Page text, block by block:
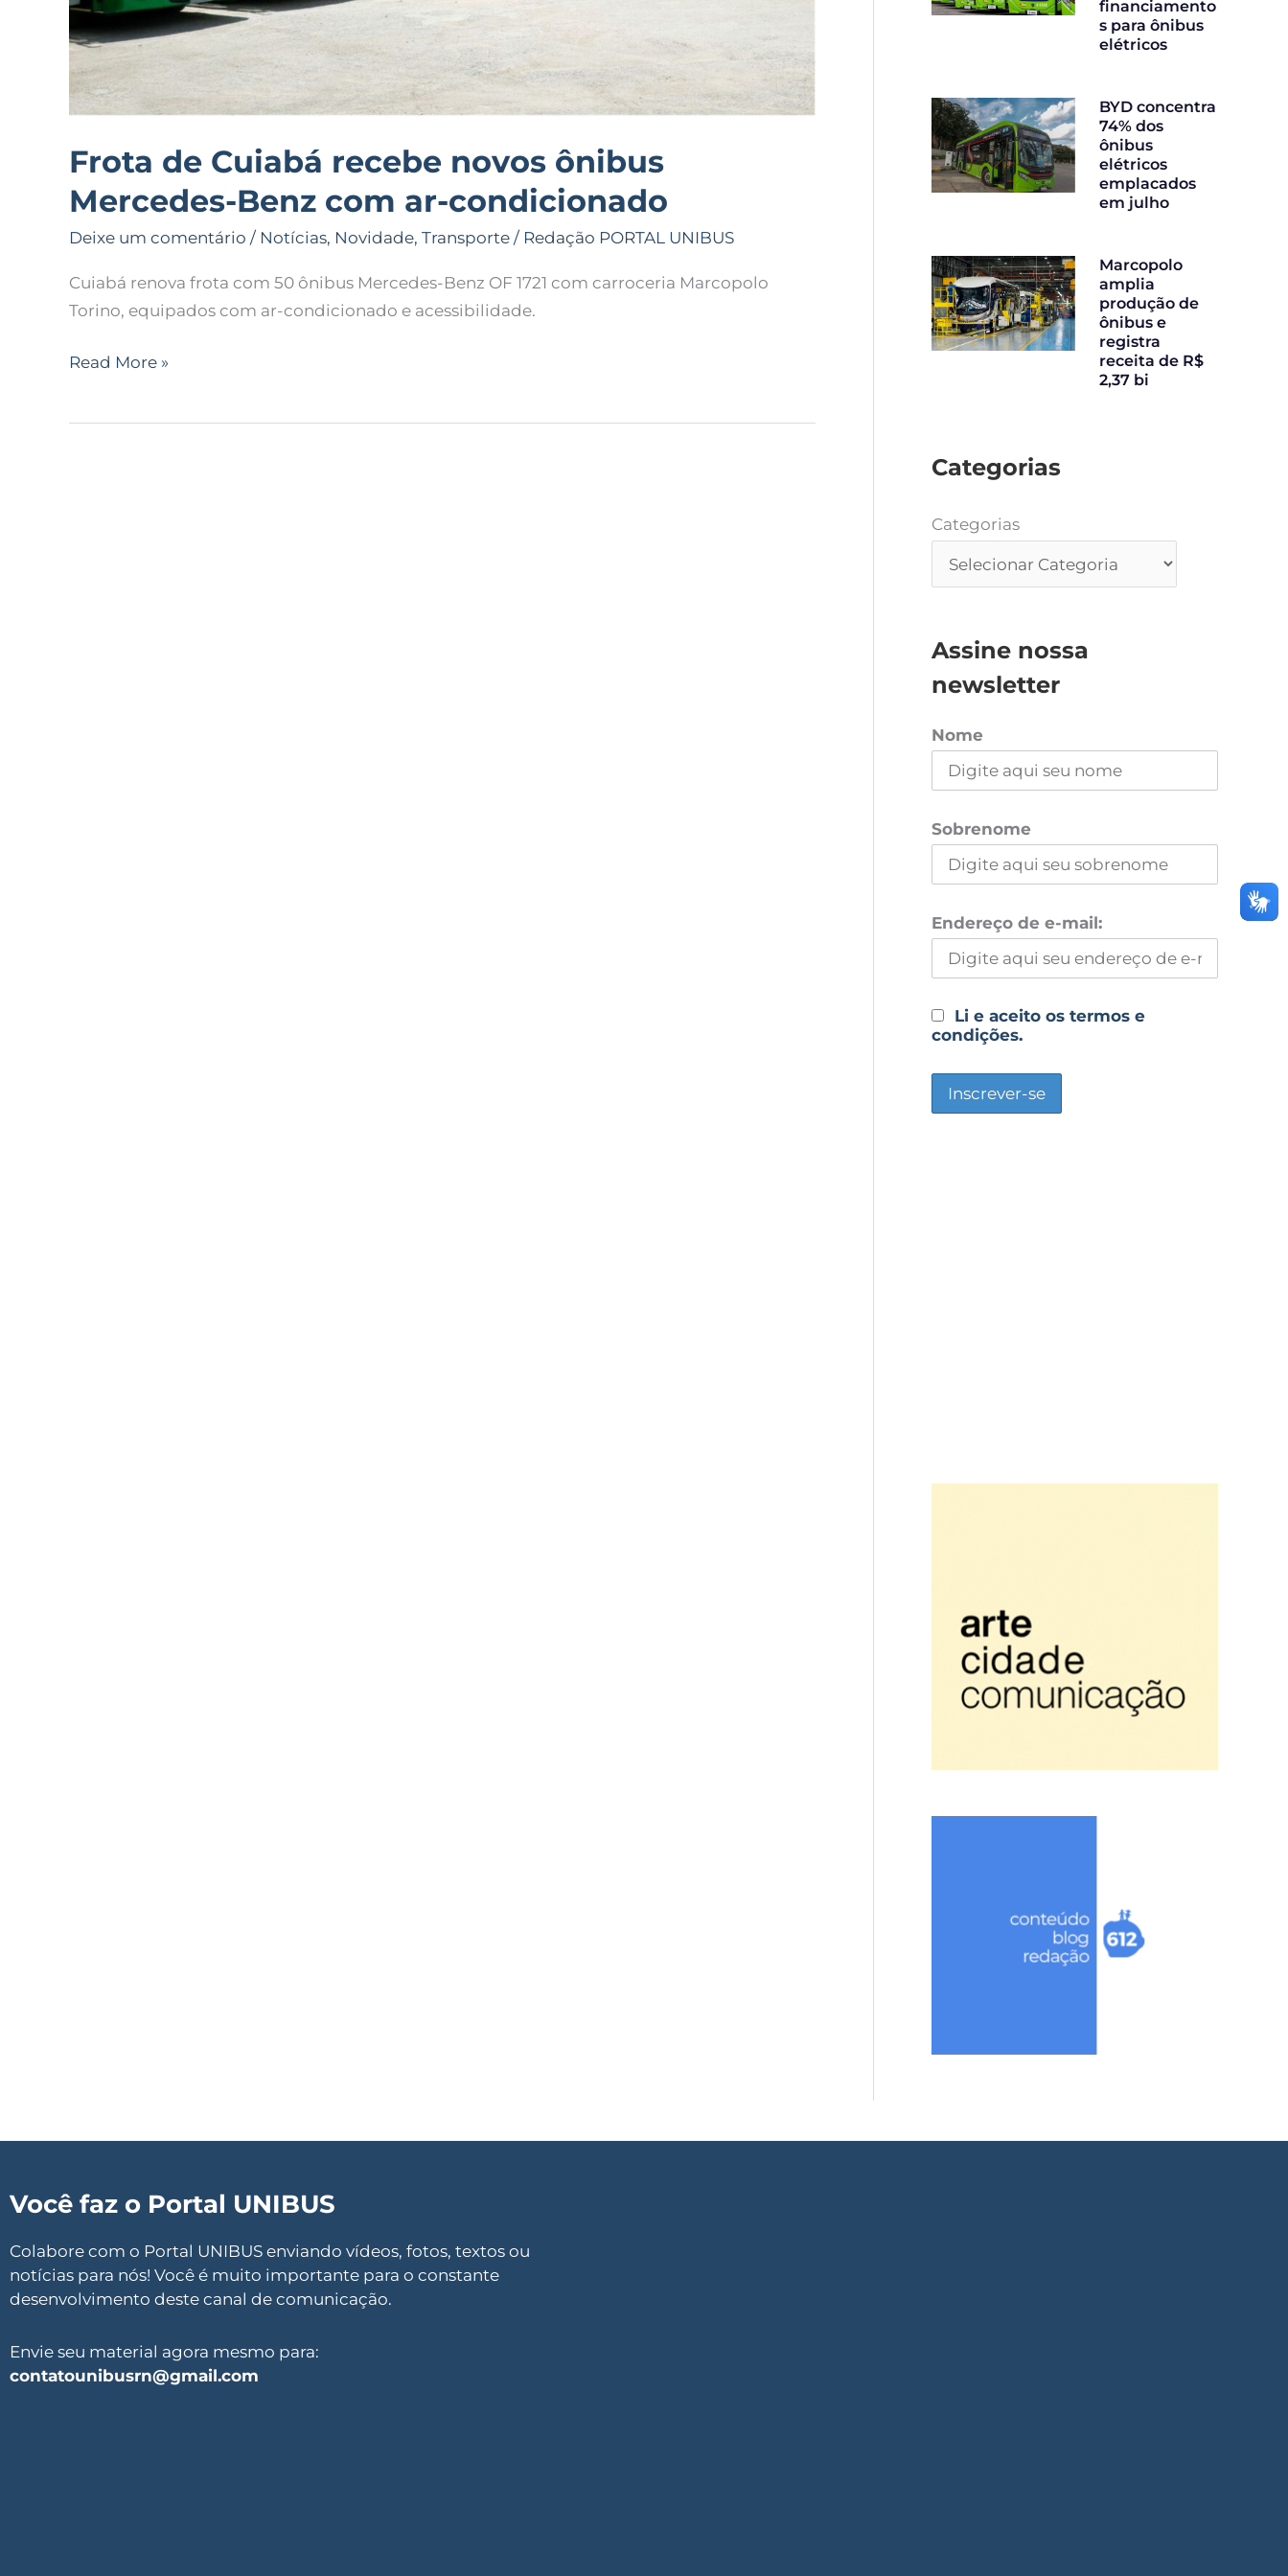
Frota de Cuiabá recebe novos ônibus
Mercedes-Benz com ar-condicionado
Deixe um comentário / Notícias, Novidade, Transporte / Redação PORTAL UNIBUS
Cuiabá renova frota com 50 ônibus Mercedes-Benz OF 1721 com carroceria Marcopolo
Torino, equipados com ar-condicionado e acessibilidade.
Read More »
financiamento
s para ônibus
elétricos
BYD concentra
74% dos
ônibus
elétricos
emplacados
em julho
Marcopolo
amplia
produção de
ônibus e
registra
receita de R$
2,37 bi
Categorias
Categorias
Assine nossa
newsletter
Nome
Sobrenome
Endereço de e-mail:
Li e aceito os termos e
condições.
Você faz o Portal UNIBUS
Colabore com o Portal UNIBUS enviando vídeos, fotos, textos ou
notícias para nós! Você é muito importante para o constante
desenvolvimento deste canal de comunicação.
Envie seu material agora mesmo para:
contatounibusrn@gmail.com